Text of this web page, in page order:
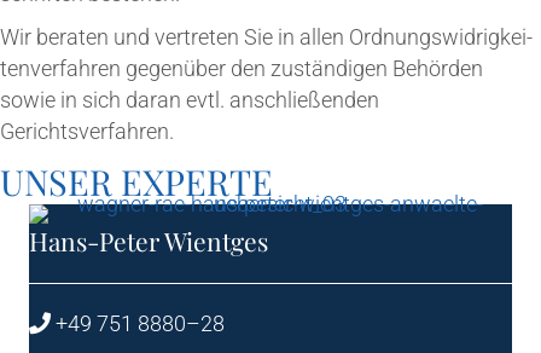
Wir bera­ten und ver­tre­ten Sie in allen Ord­nungs­wid­rig­kei­
ten­ver­fah­ren gegen­über den zustän­di­gen Behör­den
sowie in sich dar­an evtl. anschlie­ßen­den
Gerichtsverfahren.
UNSER EXPER­TE
Hans-Peter Wient­ges
+49 751 8880–28